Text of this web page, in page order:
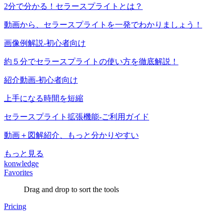
2分で分かる！セラースプライトとは？
動画から、セラースプライトを一発でわかりましょう！
画像例解説-初心者向け
約５分でセラースプライトの使い方を徹底解説！
紹介動画-初心者向け
上手になる時間を短縮
セラースプライト拡張機能-ご利用ガイド
動画＋図解紹介、もっと分かりやすい
もっと見る
konwledge
Favorites
Drag and drop to sort the tools
Pricing